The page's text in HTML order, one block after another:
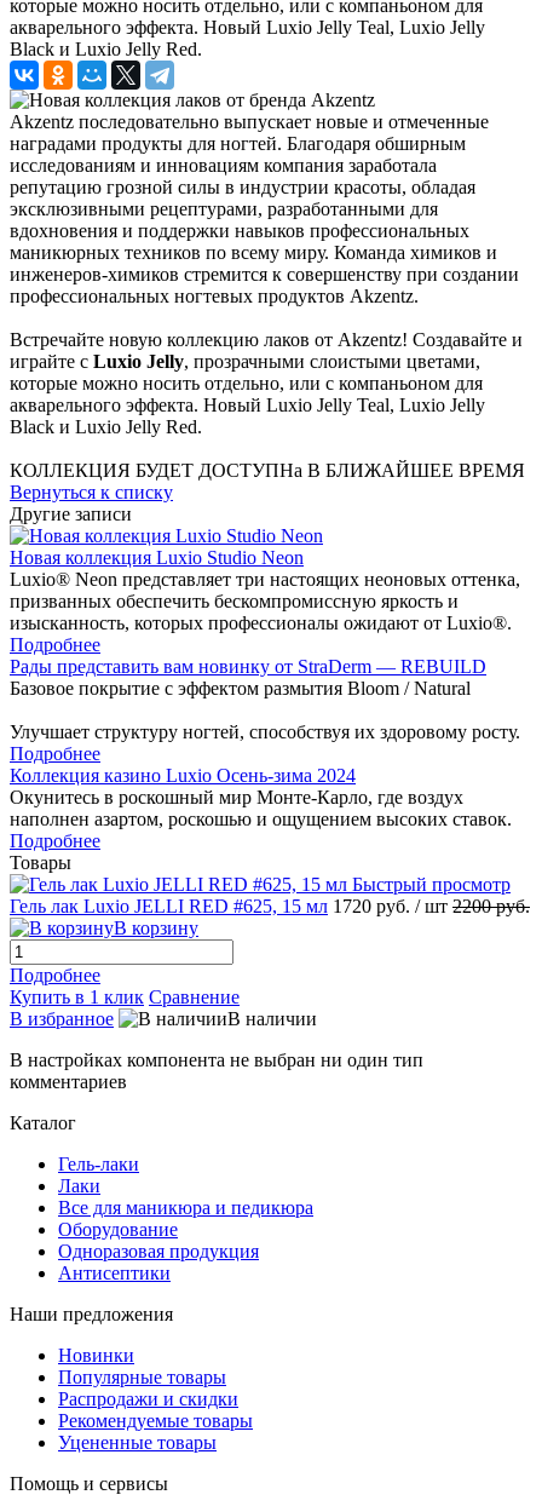
которые можно носить отдельно, или с компаньоном для
акварельного эффекта. Новый Luxio Jelly Teal, Luxio Jelly
Black и Luxio Jelly Red.
Akzentz последовательно выпускает новые и отмеченные
наградами продукты для ногтей. Благодаря обширным
исследованиям и инновациям компания заработала
репутацию грозной силы в индустрии красоты, обладая
эксклюзивными рецептурами, разработанными для
вдохновения и поддержки навыков профессиональных
маникюрных техников по всему миру. Команда химиков и
инженеров-химиков стремится к совершенству при создании
профессиональных ногтевых продуктов Akzentz.
Встречайте новую коллекцию лаков от Akzentz! Создавайте и
играйте с Luxio Jelly, прозрачными слоистыми цветами,
которые можно носить отдельно, или с компаньоном для
акварельного эффекта. Новый Luxio Jelly Teal, Luxio Jelly
Black и Luxio Jelly Red.
КОЛЛЕКЦИЯ БУДЕТ ДОСТУПНа В БЛИЖАЙШЕЕ ВРЕМЯ
Вернуться к списку
Другие записи
Новая коллекция Luxio Studio Neon
Luxio® Neon представляет три настоящих неоновых оттенка,
призванных обеспечить бескомпромиссную яркость и
изысканность, которых профессионалы ожидают от Luxio®.
Подробнее
Рады представить вам новинку от StraDerm — REBUILD
Базовое покрытие с эффектом размытия Bloom / Natural
Улучшает структуру ногтей, способствуя их здоровому росту.
Подробнее
Коллекция казино Luxio Осень-зима 2024
Окунитесь в роскошный мир Монте-Карло, где воздух
наполнен азартом, роскошью и ощущением высоких ставок.
Подробнее
Товары
Быстрый просмотр
Гель лак Luxio JELLI RED #625, 15 мл 1720 руб. / шт 2200 руб.
В корзину
Подробнее
Купить в 1 клик Сравнение
В избранное
В наличии
В настройках компонента не выбран ни один тип
комментариев
Каталог
Гель-лаки
Лаки
Все для маникюра и педикюра
Оборудование
Одноразовая продукция
Антисептики
Наши предложения
Новинки
Популярные товары
Распродажи и скидки
Рекомендуемые товары
Уцененные товары
Помощь и сервисы